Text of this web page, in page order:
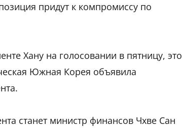
придут к компромиссу по
Хану на голосовании в пятницу, это
Южная Корея объявила
станет министр финансов Чхве Сан